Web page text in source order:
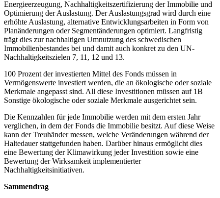
Energieerzeugung, Nachhaltigkeitszertifizierung der Immobilie und
Optimierung der Auslastung. Der Auslastungsgrad wird durch eine
erhöhte Auslastung, alternative Entwicklungsarbeiten in Form von
Planänderungen oder Segmentänderungen optimiert. Langfristig
trägt dies zur nachhaltigen Umnutzung des schwedischen
Immobilienbestandes bei und damit auch konkret zu den UN-
Nachhaltigkeitszielen 7, 11, 12 und 13.
100 Prozent der investierten Mittel des Fonds müssen in
Vermögenswerte investiert werden, die an ökologische oder soziale
Merkmale angepasst sind. All diese Investitionen müssen auf 1B
Sonstige ökologische oder soziale Merkmale ausgerichtet sein.
Die Kennzahlen für jede Immobilie werden mit dem ersten Jahr
verglichen, in dem der Fonds die Immobilie besitzt. Auf diese Weise
kann der Treuhänder messen, welche Veränderungen während der
Haltedauer stattgefunden haben. Darüber hinaus ermöglicht dies
eine Bewertung der Klimawirkung jeder Investition sowie eine
Bewertung der Wirksamkeit implementierter
Nachhaltigkeitsinitiativen.
Sammendrag